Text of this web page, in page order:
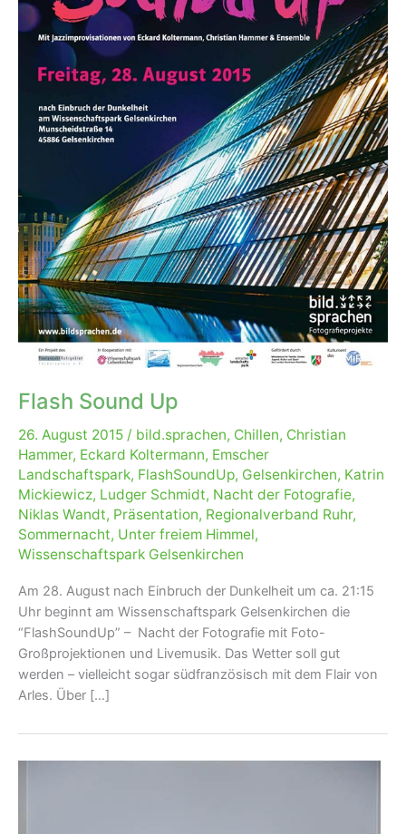
Flash Sound Up
26. August 2015 / bild.sprachen, Chillen, Christian
Hammer, Eckard Koltermann, Emscher
Landschaftspark, FlashSoundUp, Gelsenkirchen, Katrin
Mickiewicz, Ludger Schmidt, Nacht der Fotografie,
Niklas Wandt, Präsentation, Regionalverband Ruhr,
Sommernacht, Unter freiem Himmel,
Wissenschaftspark Gelsenkirchen
Am 28. August nach Einbruch der Dunkelheit um ca. 21:15
Uhr beginnt am Wissenschaftspark Gelsenkirchen die
“FlashSoundUp” – Nacht der Fotografie mit Foto-
Großprojektionen und Livemusik. Das Wetter soll gut
werden – vielleicht sogar südfranzösisch mit dem Flair von
Arles. Über […]